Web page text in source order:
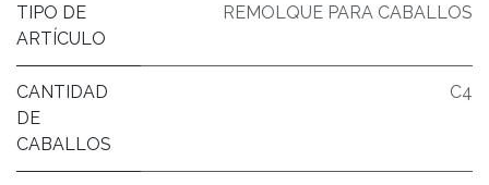
TIPO DE
ARTÍCULO
REMOLQUE PARA CABALLOS
CANTIDAD
DE
CABALLOS
C4